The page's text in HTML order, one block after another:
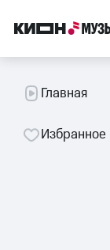
Главная
Избранное